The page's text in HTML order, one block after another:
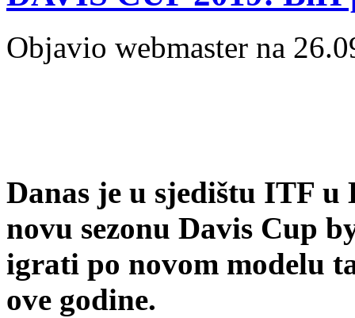
Objavio webmaster na
Danas je u sjedištu ITF
novu sezonu Davis Cup
igrati po novom modelu
ove godine.